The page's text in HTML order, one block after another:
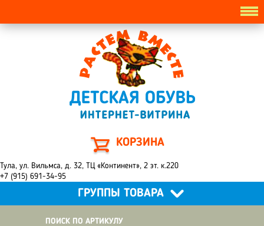
КОРЗИНА
Тула, ул. Вильмса, д. 32, ТЦ «Континент», 2 эт. к.220
+7 (915) 691-34-95
ГРУППЫ ТОВАРА
ПОИСК ПО АРТИКУЛУ